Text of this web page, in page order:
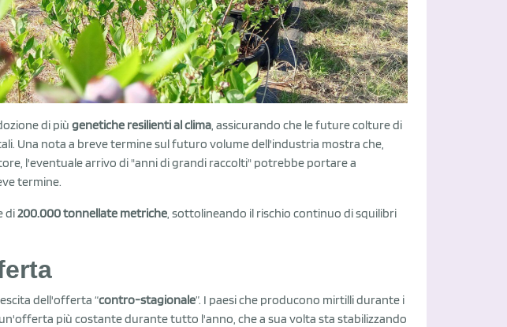
di più genetiche resilienti al clima , assicurando che le future colture di
Una nota a breve termine sul futuro volume dell'industria mostra che,
l'eventuale arrivo di "anni di grandi raccolti" potrebbe portare a
termine.
di200.000 tonnellate metriche , sottolineando il rischio continuo di squilibri
dell'offerta “contro-stagionale”. I paesi che producono mirtilli durante i
più costante durante tutto l'anno, che a sua volta sta stabilizzando